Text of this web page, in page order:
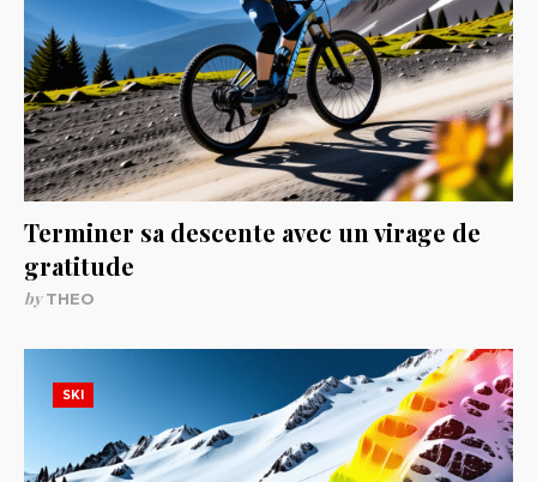
Terminer sa descente avec un virage de
gratitude
byTHEO
SKI